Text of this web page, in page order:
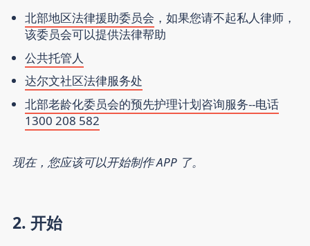
北部地区法律援助委员会 ，如果您请不起私人律师，
该委员会可以提供法律帮助
公共托管人
达尔文社区法律服务处
北部老龄化委员会的预先护理计划咨询服务--电话
1300 208 582
现在，您应该可以开始制作 APP 了。
2. 开始